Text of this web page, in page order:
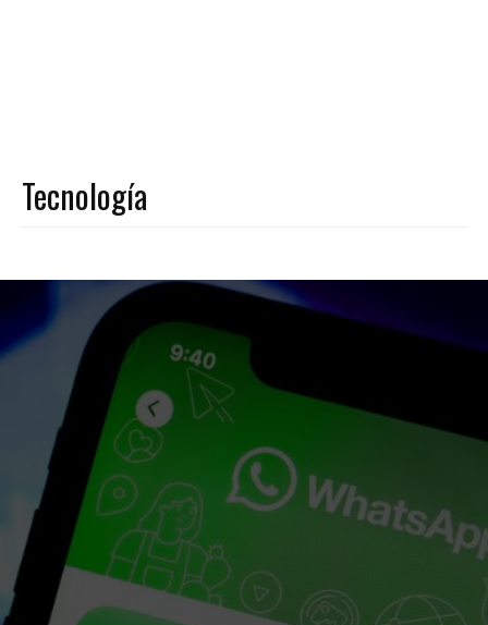
Tecnología